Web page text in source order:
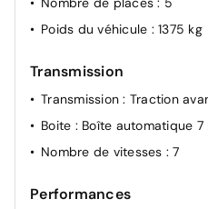
Allumage intelligent des feux
Prévention de
Freinage d'urgence
cyclistes et intersections
Airbags central
Feux de route intelligents
Feux AV et AR LED
Poids du véhicule : 1375 kg
Transmission
Transmission: Traction
Boite : Boîte automatique
Nombre de vitesses : 7
Performances